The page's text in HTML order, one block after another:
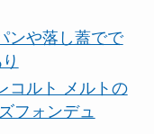
ンや落し蓋でで
コルト メルトの
フォンデュ